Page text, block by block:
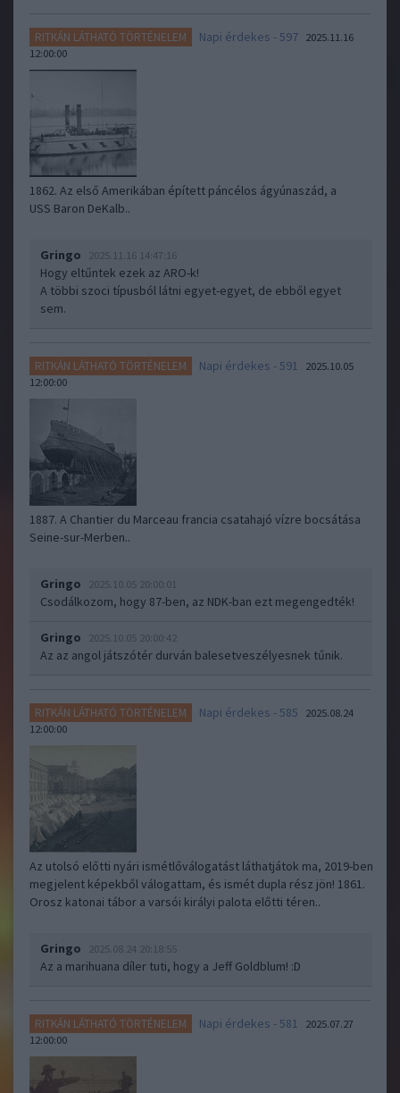
RITKÁN LÁTHATÓ TÖRTÉNELEM Napi érdekes - 597 2025.11.16
12:00:00
1862. Az első Amerikában épített páncélos ágyúnaszád, a
USS Baron DeKalb..
Gringo 2025.11.16 14:47:16
Hogy eltűntek ezek az ARO-k!
A többi szoci típusból látni egyet-egyet, de ebből egyet
sem.
RITKÁN LÁTHATÓ TÖRTÉNELEM Napi érdekes - 591
2025.10.05
12:00:00
1887. A Chantier du Marceau francia csatahajó vízre bocsátása
Seine-sur-Merben..
Gringo 2025.10.05 20:00:01
Csodálkozom, hogy 87-ben, az NDK-ban ezt megengedték!
Gringo 2025.10.05 20:00:42
Az az angol játszótér durván balesetveszélyesnek tűnik.
RITKÁN LÁTHATÓ TÖRTÉNELEM Napi érdekes - 585
2025.08.24
12:00:00
Az utolsó előtti nyári ismétlőválogatást láthatjátok ma, 2019-ben
megjelent képekből válogattam, és ismét dupla rész jön! 1861.
Orosz katonai tábor a varsói királyi palota előtti téren..
Gringo 2025.08.24 20:18:55
Az a marihuana díler tuti, hogy a Jeff Goldblum! :D
RITKÁN LÁTHATÓ TÖRTÉNELEM Napi érdekes - 581
2025.07.27
12:00:00